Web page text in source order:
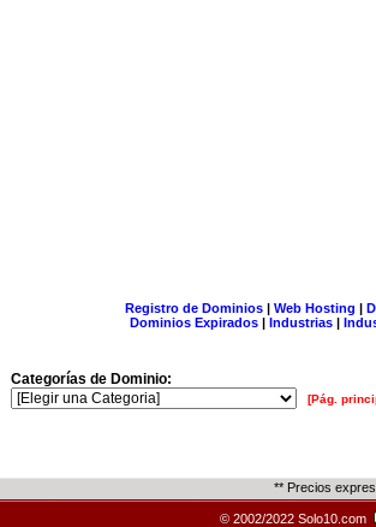
Registro de Dominios| Web Hosting |
Dominios Expirados | Industrias |
Categorías de Dominio:
[Pág.
** Precios
© 2002/2022 Solo10.com